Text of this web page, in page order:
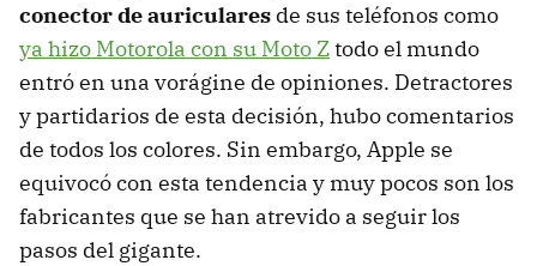
conector de auriculares de sus teléfonos como
ya hizo Motorola con su Moto Ztodo el mundo
entró en una vorágine de opiniones. Detractores
y partidarios de esta decisión, hubo comentarios
de todos los colores. Sin embargo, Apple se
equivocó con esta tendencia y muy pocos son los
fabricantes que se han atrevido a seguir los
pasos del gigante.